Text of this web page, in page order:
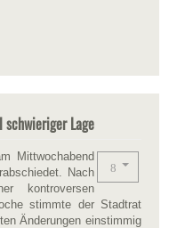
Lage
Mittwochabend
Nach
kontroversen
stimmte der Stadtrat
Änderungen einstimmig